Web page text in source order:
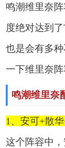
鸣潮维里奈
度绝对达到
也是会有多
一下维里奈
鸣潮维里奈
1、安可+散
这个阵容中